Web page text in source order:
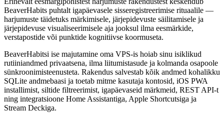
BeaverHabits puhtalt igapäevasele sisseregistreerimise rituaalile —
harjumuste täidetuks märkimisele, järjepidevuste säilitamisele ja
järjepidevuse visualiseerimisele aja jooksul ilma eesmärkide,
verstapostide või punktide kognitiivse koormuseta.
BeaverHabitsi ise majutamine oma VPS-is hoiab sinu isiklikud
rutiiniandmed privaatsena, ilma liitumistasude ja kolmanda osapoole
sünkroonimisteenusteta. Rakendus salvestab kõik andmed kohalikku
SQLite andmebaasi ja toetab mitme kasutaja kontosid, iOS PWA
installimist, siltide filtreerimist, igapäevaseid märkmeid, REST API-t
ning integratsioone Home Assistantiga, Apple Shortcutsiga ja
Stream Deckiga.